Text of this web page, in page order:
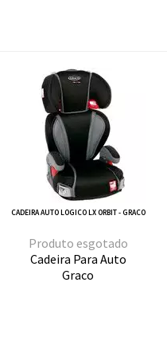
CADEIRA AUTO LOGICO LX ORBIT - GRACO
esgotado
Cadeira Para Auto
Graco